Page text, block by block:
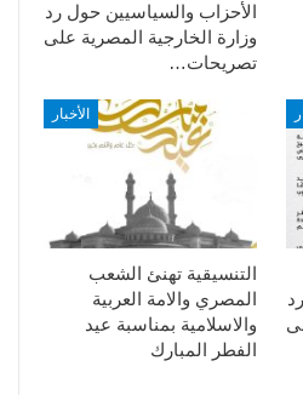
الأحزاب والسياسيين حول رد
وزارة الخارجية المصرية على
تصريحات…
الأخبار
التنسيقية تهنئ الشعب
المصري والامة العربية
والاسلامية بمناسبة عيد
الفطر المبارك